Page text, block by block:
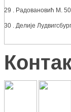
29 . Радовановић М.
30 . Делије